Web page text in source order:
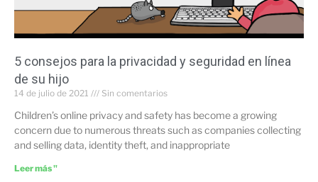
5 consejos para la privacidad y seguridad en línea
de su hijo
14 de julio de 2021 Sin comentarios
Children’s online privacy and safety has become a growing
concern due to numerous threats such as companies collecting
and selling data, identity theft, and inappropriate
Leer más "